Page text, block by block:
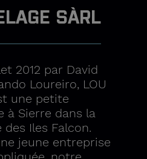
SÀRL
2012 par David
Loureiro, LOU
une petite
à Sierre dans la
Iles Falcon.
jeune entreprise